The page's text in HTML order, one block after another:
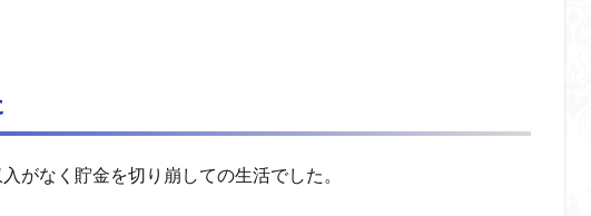
がなく貯金を切り崩しての生活でした。